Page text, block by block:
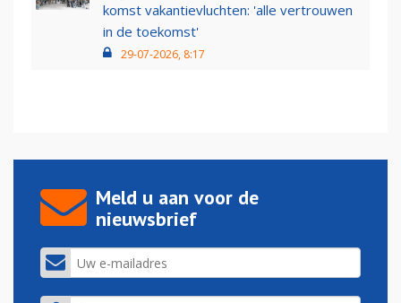
komst vakantievluchten: 'alle vertrouwen
in de toekomst'
29-07-2026, 8:17
Meld u aan voor de
nieuwsbrief